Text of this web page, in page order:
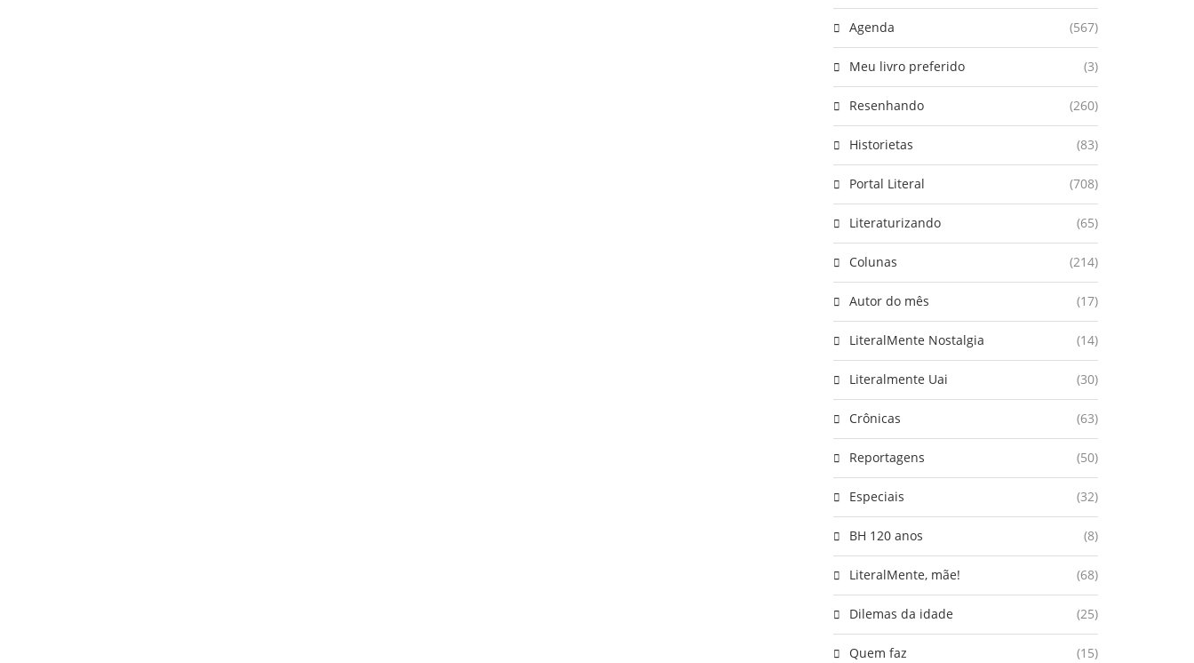
Agenda (567)
Meu livro preferido (3)
Resenhando (260)
Historietas (83)
Portal Literal (708)
Literaturizando (65)
Colunas (214)
Autor do mês (17)
LiteralMente Nostalgia (14)
Literalmente Uai (30)
Crônicas (63)
Reportagens (50)
Especiais (32)
BH 120 anos (8)
LiteralMente, mãe! (68)
Dilemas da idade (25)
Quem faz (15)